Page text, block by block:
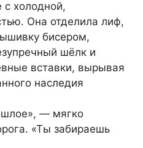
с холодной,
Она отделила лиф,
бисером,
шёлк и
вставки, вырывая
наследия
— мягко
«Ты забираешь